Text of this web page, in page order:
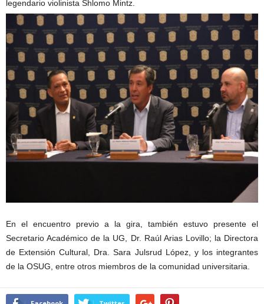
legendario violinista Shlomo Mintz.
En el encuentro previo a la gira, también estuvo presente el
Secretario Académico de la UG, Dr. Raúl Arias Lovillo; la Directora
de Extensión Cultural, Dra. Sara Julsrud López, y los integrantes
de la OSUG, entre otros miembros de la comunidad universitaria.